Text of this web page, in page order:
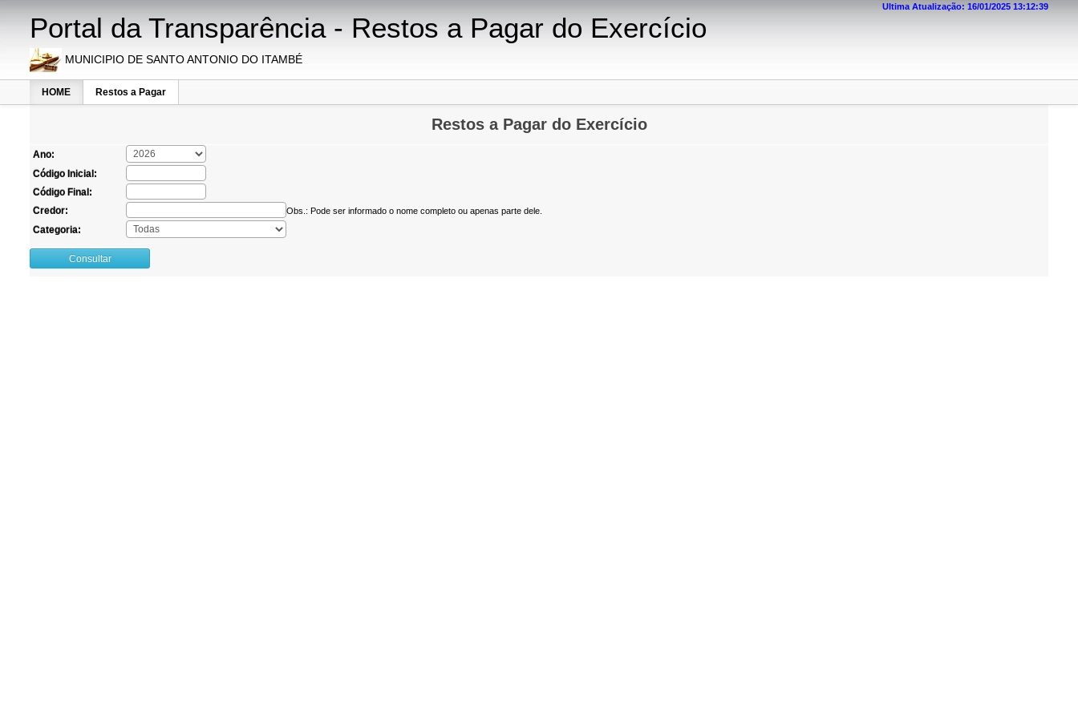
Portal da Transparência - Restos a Pagar do Exercício
MUNICIPIO DE SANTO ANTONIO DO ITAMBÉ
Ultima Atualização: 16/01/2025 13:12:39
HOME Restos a Pagar
Restos a Pagar do Exercício
Ano:
Código Inicial:
Código Final:
Credor:
Obs.: Pode ser informado o nome completo ou apenas parte dele.
Categoria:
Consultar